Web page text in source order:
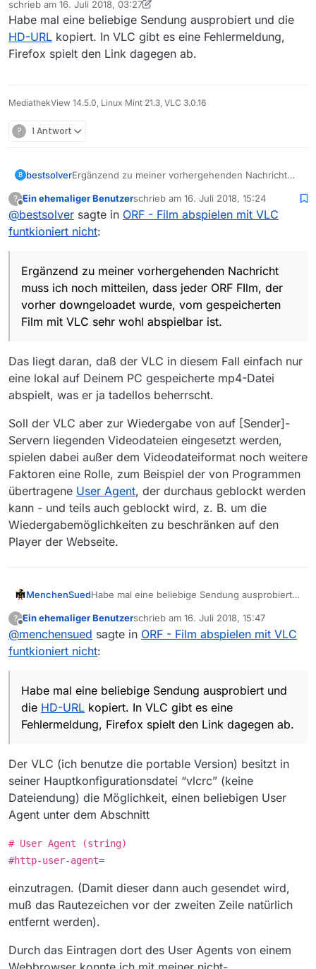
schrieb am 16. Juli 2018, 03:27
zuletzt editiert von MenchenSued
Habe mal eine beliebige Sendung ausprobiert und die
HD-URL kopiert. In VLC gibt es eine Fehlermeldung,
Firefox spielt den Link dagegen ab.
MediathekView 14.5.0, Linux Mint 21.3, VLC 3.0.16
? 1 Antwort
B bestsolverErgänzend zu meiner vorhergehenden Nachricht
vorher downgeloadet wurde, vom gespeicherten
Film mit VLC sehr wohl abspielbar ist.
?
Offline
Ein ehemaliger Benutzerschrieb am 16. Juli 2018, 15:24
zuletzt editiert von
@bestsolver sagte in ORF - Film abspielen mit VLC
funtkioniert nicht:
Ergänzend zu meiner vorhergehenden Nachricht
muss ich noch mitteilen, dass jeder ORF FIlm, der
vorher downgeloadet wurde, vom gespeicherten
Film mit VLC sehr wohl abspielbar ist.
Das liegt daran, daß der VLC in diesem Fall einfach nur
eine lokal auf Deinem PC gespeicherte mp4-Datei
abspielt, was er ja tadellos beherrscht.
Soll der VLC aber zur Wiedergabe von auf [Sender]-
Servern liegenden Videodateien eingesetzt werden,
spielen dabei außer dem Videodateiformat noch weitere
Faktoren eine Rolle, zum Beispiel der von Programmen
übertragene User Agent, der durchaus geblockt werden
kann - und teils auch geblockt wird, z. B. um die
Wiedergabemöglichkeiten zu beschränken auf den
Player der Webseite.
MenchenSuedHabe mal eine beliebige Sendung ausprobiert
Fehlermeldung, Firefox spielt den Link dagegen
ab.
? Ein ehemaliger Benutzerschrieb am 16. Juli 2018, 15:47
zuletzt editiert von
@menchensued sagte in ORF - Film abspielen mit VLC
funtkioniert nicht:
Habe mal eine beliebige Sendung ausprobiert und
die HD-URL kopiert. In VLC gibt es eine
Fehlermeldung, Firefox spielt den Link dagegen ab.
Der VLC (ich benutze die portable Version) besitzt in
seiner Hauptkonfigurationsdatei “vlcrc” (keine
Dateiendung) die Möglichkeit, einen beliebigen User
Agent unter dem Abschnitt
# User Agent (string)
#http-user-agent=
einzutragen. (Damit dieser dann auch gesendet wird,
muß das Rautezeichen vor der zweiten Zeile natürlich
entfernt werden).
Durch das Eintragen dort des User Agents von einem